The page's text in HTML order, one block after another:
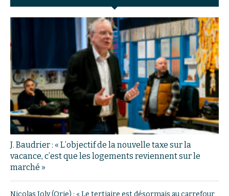
J. Baudrier : « L’objectif de la nouvelle taxe sur la
vacance, c’est que les logements reviennent sur le
marché »